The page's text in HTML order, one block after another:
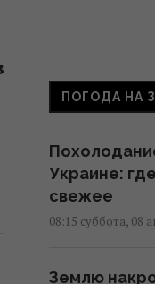
ПОГОДА НА
Украине:
свежее
08:15 суббота, 08
Землю